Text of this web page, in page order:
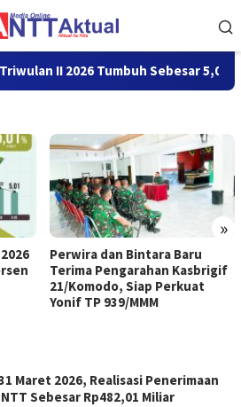
2026 Tumbuh Sebesar 5,01 Persen
»
Perwira dan Bintara Baru
Terima Pengarahan Kasbrigif
21/Komodo, Siap Perkuat
Yonif TP 939/MMM
Maret 2026, Realisasi Penerimaan
Sebesar Rp482,01 Miliar